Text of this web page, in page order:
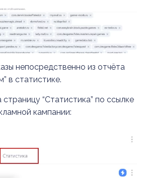
непосредственно из отчёта
в статистике.
“Статистика” по ссылке
кампании: